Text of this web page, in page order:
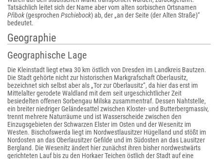
Tatsächlich leitet sich der Name aber vom alten sorbischen Ortsnamen
Přibok (gesprochen Pschiebock) ab, der „an der Seite (der Alten Straße)“
bedeutet.
Geographie
Geographische Lage
Die Kleinstadt liegt etwa 30 km östlich von Dresden im Landkreis Bautzen.
Die Stadt gehörte nicht zur historischen Markgrafschaft Oberlausitz,
bezeichnet sich selbst aber als „Tor zur Oberlausitz“, da hier das erst im
Mittelalter gerodete Waldland mit dem seit urgeschichtlicher Zeit
besiedelten offenen Sorbengau Milska zusammentraf. Dessen Nahtstelle,
ein breiter niedriger Geländesattel zwischen Kloster- und Butterbergmassiv,
trennt mehrere Naturräume und ist Wasserscheide zwischen den
Einzugsgebieten der Schwarzen Elster im Osten und der Wesenitz im
Westen. Bischofswerda liegt im Nordwestlausitzer Hügelland und stößt im
Nordosten an das Oberlausitzer Gefilde und im Südosten an das Lausitzer
Bergland. Die Wesenitz ändert hier zunächst ihren bisher nordwestwärts
gerichteten Lauf bis zu den Horkaer Teichen östlich der Stadt auf eine